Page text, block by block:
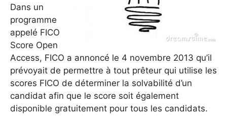
Dans un
programme
appelé FICO
Score Open
Access, FICO a annoncé le 4 novembre 2013 qu’il
prévoyait de permettre à tout prêteur qui utilise les
scores FICO de déterminer la solvabilité d’un
candidat afin que le score soit également
disponible gratuitement pour tous les candidats.